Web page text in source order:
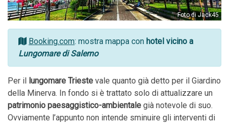
Foto di Jack45
Booking.com: mostra mappa con hotel vicino a
Lungomare di Salerno
Per il lungomare Trieste vale quanto già detto per il Giardino
della Minerva. In fondo si è trattato solo di attualizzare un
patrimonio paesaggistico-ambientale già notevole di suo.
Ovviamente l’appunto non intende sminuire gli interventi di